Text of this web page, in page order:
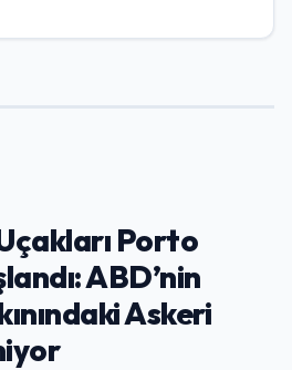
Porto
ABD’nin
Askeri